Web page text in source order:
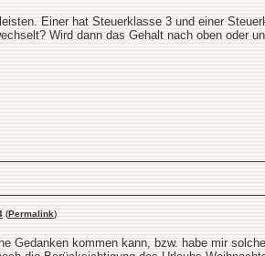
Einer hat Steuerklasse 3 und einer
Wird dann das Gehalt nach oben oder
(Permalink)
Gedanken kommen kann, bzw. habe mir